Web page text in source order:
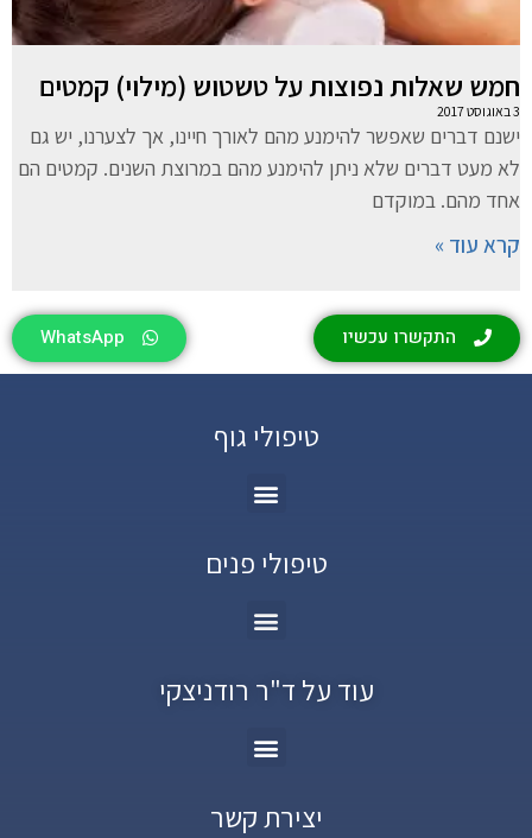
חמש שאלות נפוצות על טשטוש (מילוי) קמטים
3 באוגוסט 2017
ישנם דברים שאפשר להימנע מהם לאורך חיינו, אך לצערנו, יש גם
לא מעט דברים שלא ניתן להימנע מהם במרוצת השנים. קמטים הם
אחד מהם. במוקדם
קרא עוד »
התקשרו עכשיו WhatsApp
טיפולי גוף
טיפולי פנים
עוד על ד"ר רודניצקי
יצירת קשר